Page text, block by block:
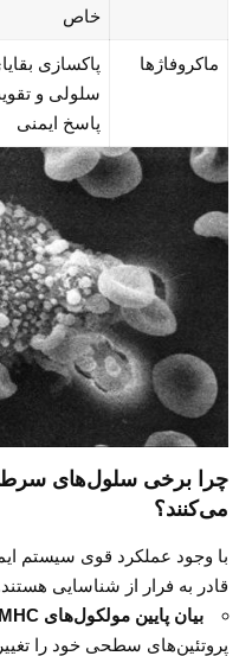
خاص
ماکروفاژها
پاکسازی
سلولی و
پاسخ ایمنی
چرا برخی سلول‌های
می‌کنند؟
با وجود عملکرد قوی سیستم
قادر به فرار از شناسایی
بیان پایین مولکول‌های MHC: